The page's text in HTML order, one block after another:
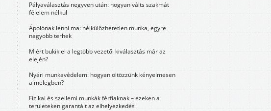
Pályaválasztás negyven után: hogyan válts szakmát
félelem nélkül
Ápolónak lenni ma: nélkülözhetetlen munka, egyre
nagyobb terhek
Miért bukik el a legtöbb vezetői kiválasztás már az
elején?
Nyári munkavédelem: hogyan öltözzünk kényelmesen
a melegben?
Fizikai és szellemi munkák férfiaknak – ezeken a
területeken garantált az elhelyezkedés